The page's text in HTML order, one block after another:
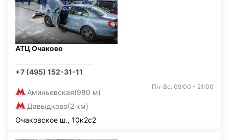
АТЦ Очаково
+7 (495) 152-31-11
Аминьевская(980 м)
Давыдково(2 км)
Пн-Вс: 09:00 - 21:00
Очаковское ш., 10к2с2